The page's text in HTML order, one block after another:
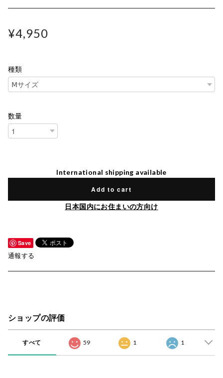
¥4,950
種類
数量
International shipping available
Add to cart
日本国内にお住まいの方向け
Save
通報する
ショップの評価
すべて 59 1 1